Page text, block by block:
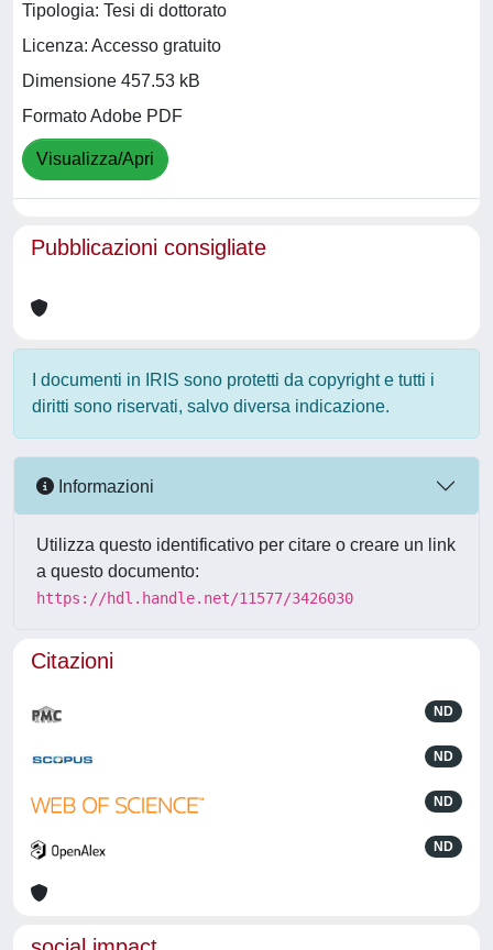
Tipologia: Tesi di dottorato
Licenza: Accesso gratuito
Dimensione 457.53 kB
Formato Adobe PDF
Visualizza/Apri
Pubblicazioni consigliate
I documenti in IRIS sono protetti da copyright e tutti i
diritti sono riservati, salvo diversa indicazione.
Informazioni
Utilizza questo identificativo per citare o creare un link
a questo documento:
https://hdl.handle.net/11577/3426030
Citazioni
ND
ND
ND
ND